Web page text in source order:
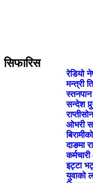
सिफारिस
रेडियो
मन्त्री
सन्देश
ओभरी
दाङमा
इट्टा
युवाको